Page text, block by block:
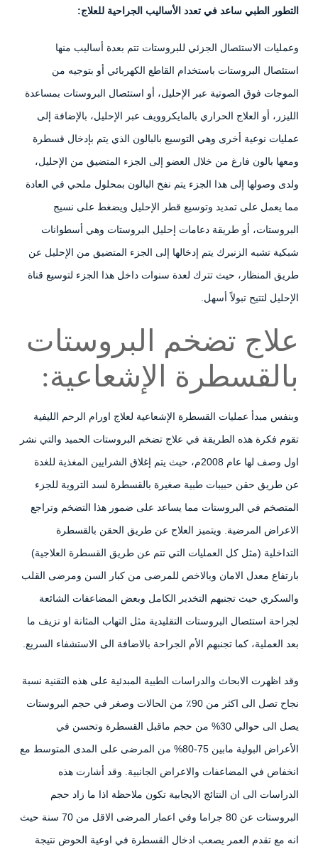
التطور الطبي ساعد في تعدد الأساليب الجراحية للعلاج:
وعمليات الاستئصال الجزئي للبروستات تتم بعدة أساليب منها
استئصال البروستات باستخدام القاطع الكهربائي أو بتوجيه من
الموجات فوق الصوتية عبر الإحليل، أو استئصال البروستات بمساعدة
الليزر، أو العلاج الحراري بالمايكروويف عبر الإحليل، بالإضافة إلى
عمليات نوعية أخرى وهي التوسيع بالبالون الذي يتم بإدخال قسطرة
ومعها بالون فارغ من خلال العضو إلى الجزء المتضيق من الإحليل،
ولدى وصولها إلى هذا الجزء يتم نفخ البالون بمحلول ملحي في العادة
مما يعمل على تمديد وتوسيع قطر الإحليل ويضغط على نسيج
البروستات، أو طريقة دعامات إحليل البروستات وهي أسطوانات
شبكية تشبه الزنبرك يتم إدخالها إلى الجزء المتضيق من الإحليل عن
طريق المنظار، حيث تترك لعدة سنوات داخل هذا الجزء لتوسيع قناة
الإحليل لتتيح تبولاً أسهل.
علاج تضخم البروستات
بالقسطرة الإشعاعية:
وبنفس مبدأ عمليات القسطرة الإشعاعية لعلاج اورام الرحم الليفية
تقوم فكرة هذه الطريقة في علاج تضخم البروستات الحميد والتي نشر
اول وصف لها عام 2008م، حيث يتم إغلاق الشرايين المغذية للغدة
عن طريق حقن حبيبات طبية صغيرة بالقسطرة لسد التروية للجزء
المتصخم في البروستات مما يساعد على ضمور هذا التضخم وتراجع
الاعراض المرضية. ويتميز العلاج عن طريق الحقن بالقسطرة
التداخلية (مثل كل العمليات التي تتم عن طريق القسطرة العلاجية)
بارتفاع معدل الامان وبالاخص للمرضى من كبار السن ومرضى القلب
والسكري حيث تجنبهم التخدير الكامل وبعض المضاعفات الشائعة
لجراحة استئصال البروستات التقليدية مثل التهاب المثانة او نزيف ما
بعد العملية، كما تجنبهم الأم الجراحة بالاضافة الى الاستشفاء السريع.
وقد اظهرت الابحاث والدراسات الطبية المبدئية على هذه التقنية نسبة
نجاح تصل الى اكثر من 90٪ من الحالات وصغر في حجم البروستات
يصل الى حوالي 30% من حجم ماقبل القسطرة وتحسن في
الأعراض البولية مابين 75-80% من المرضى على المدى المتوسط مع
انخفاض في المضاعفات والاعراض الجانبية. وقد أشارت هذه
الدراسات الى ان النتائج الايجابية تكون ملاحظة اذا ما زاد حجم
البروستات عن 80 جراما وفي اعمار المرضى الاقل من 70 سنة حيث
انه مع تقدم العمر يصعب ادخال القسطرة في اوعية الحوض نتيجة